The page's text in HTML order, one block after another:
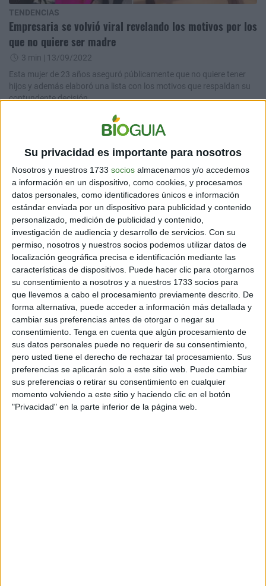
Su privacidad es importante para nosotros
Nosotros y nuestros 1733 socios almacenamos y/o accedemos
a información en un dispositivo, como cookies, y procesamos
datos personales, como identificadores únicos e información
estándar enviada por un dispositivo para publicidad y contenido
personalizado, medición de publicidad y contenido,
investigación de audiencia y desarrollo de servicios. Con su
permiso, nosotros y nuestros socios podemos utilizar datos de
localización geográfica precisa e identificación mediante las
características de dispositivos. Puede hacer clic para otorgarnos
su consentimiento a nosotros y a nuestros 1733 socios para
que llevemos a cabo el procesamiento previamente descrito. De
forma alternativa, puede acceder a información más detallada y
cambiar sus preferencias antes de otorgar o negar su
consentimiento. Tenga en cuenta que algún procesamiento de
sus datos personales puede no requerir de su consentimiento,
pero usted tiene el derecho de rechazar tal procesamiento. Sus
preferencias se aplicarán solo a este sitio web. Puede cambiar
sus preferencias o retirar su consentimiento en cualquier
momento volviendo a este sitio y haciendo clic en el botón
"Privacidad" en la parte inferior de la página web.
TENDENCIAS
Empresaria se volvió viral revelando los motivos por los
que no quiere ser madre
3 min | 13/09/2022
Esta mujer de 23 años aseguró públicamente que no quiere tener
hijos y además elaboró una lista con los motivos que respaldan su
contundente decisión.
TENDENCIAS
¡De no creer! Mujer de 46 años tuvo trillizos idénticos
con embarazo natural
Este caso es uno entre 20 mil millones debido también a su edad. A
pesar de las raras y pocas posibilidades de ser madre, dio a luz a
Sky, River y Bay.